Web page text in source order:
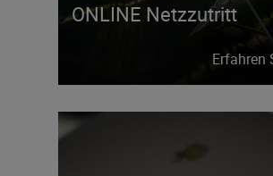
ONLINE Netzzutritt
Erfahren